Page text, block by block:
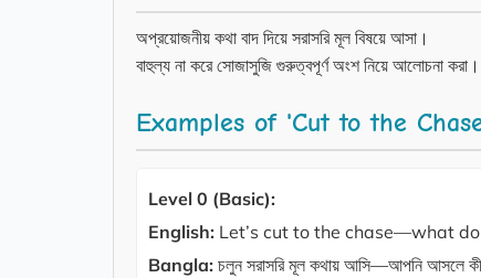
অপ্রয়োজনীয় কথা বাদ দিয়ে সরাসরি মূল বিষয়ে আসা।
বাহুল্য না করে সোজাসুজি গুরুত্বপূর্ণ অংশ নিয়ে আলোচনা করা।
Examples of 'Cut to the
Level 0 (Basic):
English: Let’s cut to the chase—what
Bangla: চলুন সরাসরি মূল কথায় আসি—আপনি আসলে কী